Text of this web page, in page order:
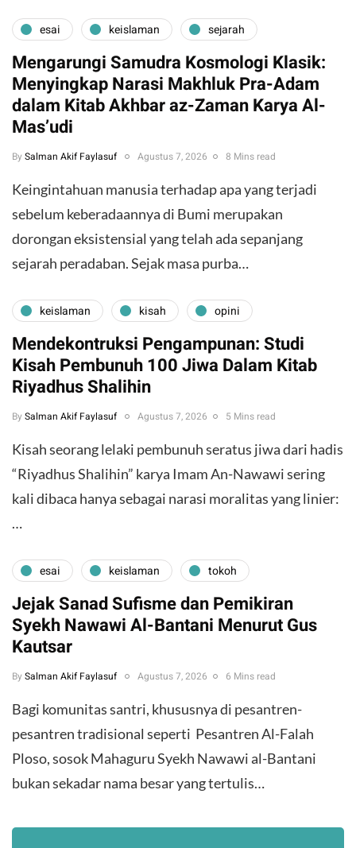
esai keislaman sejarah
Mengarungi Samudra Kosmologi Klasik:
Menyingkap Narasi Makhluk Pra-Adam
dalam Kitab Akhbar az-Zaman Karya Al-
Mas’udi
By Salman Akif Faylasuf Agustus 7, 2026 8 Mins read
Keingintahuan manusia terhadap apa yang terjadi
sebelum keberadaannya di Bumi merupakan
dorongan eksistensial yang telah ada sepanjang
sejarah peradaban. Sejak masa purba…
keislaman kisah opini
Mendekontruksi Pengampunan: Studi
Kisah Pembunuh 100 Jiwa Dalam Kitab
Riyadhus Shalihin
By Salman Akif Faylasuf Agustus 7, 2026 5 Mins read
Kisah seorang lelaki pembunuh seratus jiwa dari hadis
“Riyadhus Shalihin” karya Imam An-Nawawi sering
kali dibaca hanya sebagai narasi moralitas yang linier:
…
esai keislaman tokoh
Jejak Sanad Sufisme dan Pemikiran
Syekh Nawawi Al-Bantani Menurut Gus
Kautsar
By Salman Akif Faylasuf Agustus 7, 2026 6 Mins read
Bagi komunitas santri, khususnya di pesantren-
pesantren tradisional seperti Pesantren Al-Falah
Ploso, sosok Mahaguru Syekh Nawawi al-Bantani
bukan sekadar nama besar yang tertulis…